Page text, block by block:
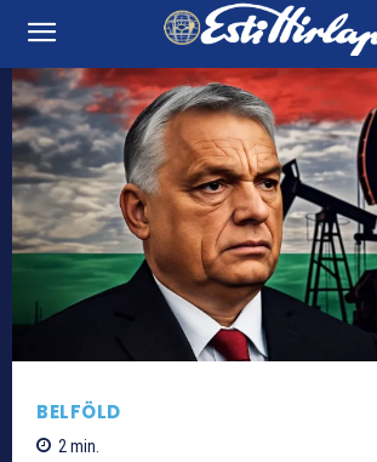
BELFÖLD
2min.